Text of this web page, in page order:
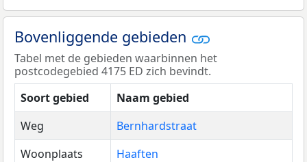
Bovenliggende gebieden
Tabel met de gebieden waarbinnen het
postcodegebied 4175 ED zich bevindt.
Soort gebied
Naam gebied
Weg
Bernhardstraat
Woonplaats
Haaften